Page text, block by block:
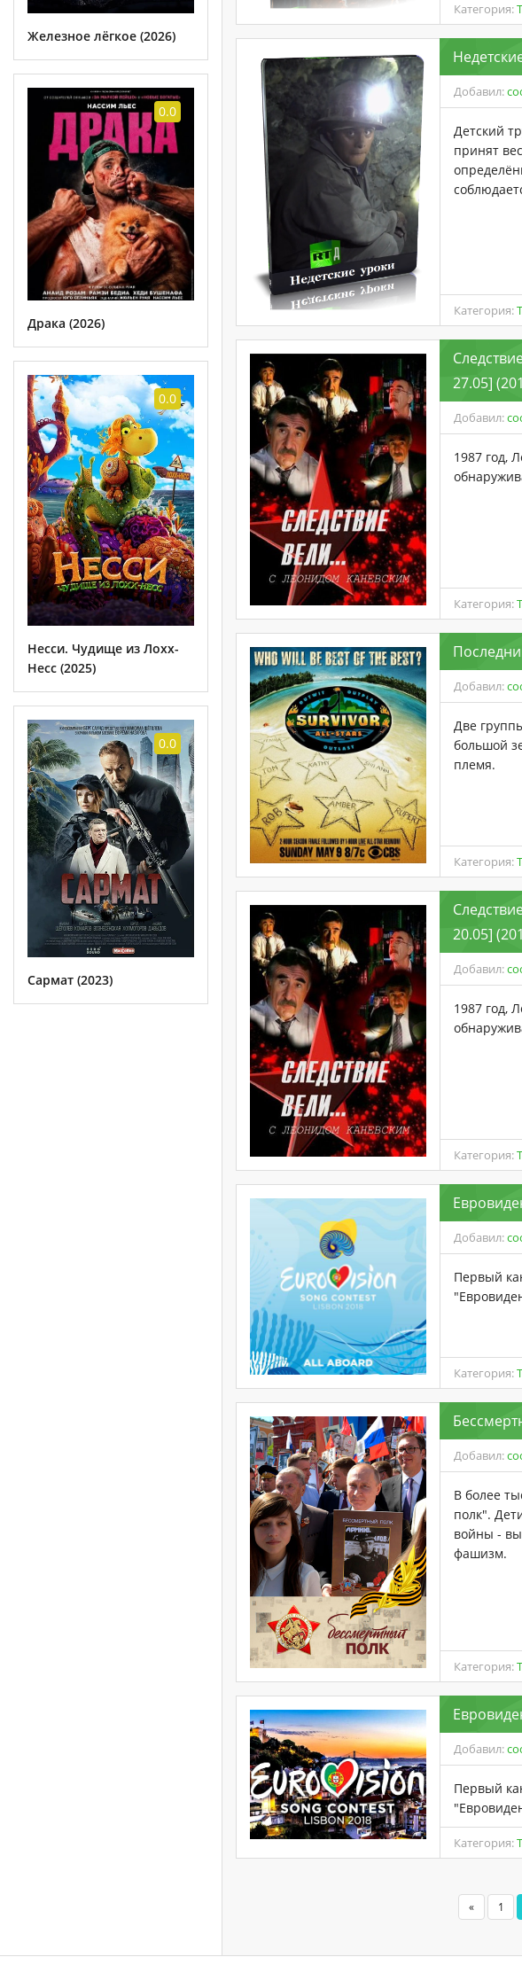
Железное лёгкое (2026)
0.0
Драка (2026)
0.0
Несси. Чудище из Лохх-
Несс (2025)
0.0
Сармат (2023)
Категория:
Добавил:
Детский
принят
Категория:
27.05]
Добавил:
1987 год,
Категория:
Добавил:
Две
большой
племя.
Категория:
20.05]
Добавил:
1987 год,
Категория:
Добавил:
Первый
Категория:
Добавил:
В более
полк".
войны -
фашизм.
Категория:
Добавил:
Первый
Категория:
« 1